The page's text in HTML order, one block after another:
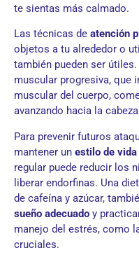
te sientas más calmado.
Las técnicas de atención
objetos a tu alrededor o
también pueden ser
muscular progresiva, que
muscular del cuerpo,
avanzando hacia la
Para prevenir futuros
mantener un estilo de
regular puede reducir los
liberar endorfinas. Una
de cafeína y azúcar,
sueño adecuado y
manejo del estrés, como
cruciales.